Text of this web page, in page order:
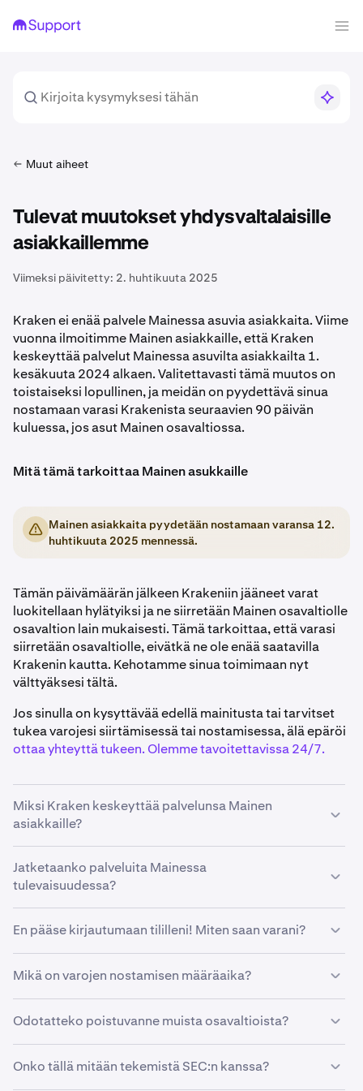
Muut aiheet
Tulevat muutokset yhdysvaltalaisille
asiakkaillemme
Viimeksi päivitetty: 2. huhtikuuta 2025
Kraken ei enää palvele Mainessa asuvia asiakkaita. Viime
vuonna ilmoitimme Mainen asiakkaille, että Kraken
keskeyttää palvelut Mainessa asuvilta asiakkailta 1.
kesäkuuta 2024 alkaen. Valitettavasti tämä muutos on
toistaiseksi lopullinen, ja meidän on pyydettävä sinua
nostamaan varasi Krakenista seuraavien 90 päivän
kuluessa, jos asut Mainen osavaltiossa.
Mitä tämä tarkoittaa Mainen asukkaille
Mainen asiakkaita pyydetään nostamaan varansa 12.
huhtikuuta 2025 mennessä.
Tämän päivämäärän jälkeen Krakeniin jääneet varat
luokitellaan hylätyiksi ja ne siirretään Mainen osavaltiolle
osavaltion lain mukaisesti. Tämä tarkoittaa, että varasi
siirretään osavaltiolle, eivätkä ne ole enää saatavilla
Krakenin kautta. Kehotamme sinua toimimaan nyt
välttyäksesi tältä.
Jos sinulla on kysyttävää edellä mainitusta tai tarvitset
tukea varojesi siirtämisessä tai nostamisessa, älä epäröi
ottaa yhteyttä tukeen. Olemme tavoitettavissa 24/7.
Miksi Kraken keskeyttää palvelunsa Mainen
asiakkaille?
Vaikka pyrimme aina tarjoamaan pääsyn
mahdollisimman monelle asiakkaalle, toisinaan on
Jatketaanko palveluita Mainessa
tulevaisuudessa?
Vaikka odotamme voivamme käynnistää palvelut Mainen
asiakkaille uudelleen tulevaisuudessa, meillä ei ole tällä
hetkellä vahvistettua aikataulua.
En pääse kirjautumaan tililleni! Miten saan varani?
Tutustu oppaaseemme tilille kirjautumisesta
sinua vianmääritysvaiheissa, jotta pääset tilillesi
mahdollisimman nopeasti.
Mikä on varojen nostamisen määräaika?
Pyydämme sinua nostamaan varasi mahdollisimman
pian ja ennen
Muistutuksena: jos et nosta varojasi ennen tätä
Odotatteko poistuvanne muista osavaltioista?
Välitämme syvästi missiostamme nopeuttaa
Onko tällä mitään tekemistä SEC:n kanssa?